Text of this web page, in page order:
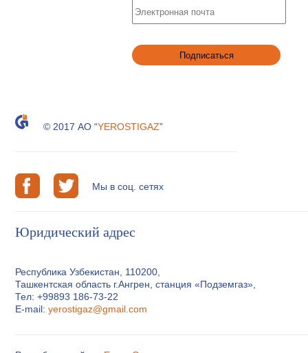
© 2017 АО “YEROSTIGAZ”
Мы в соц. сетях
Юридический адрес
Республика Узбекистан, 110200,
Ташкентская область г.Ангрен, станция «Подземгаз»,
Тел: +99893 186-73-22
E-mail:yerostigaz@gmail.com